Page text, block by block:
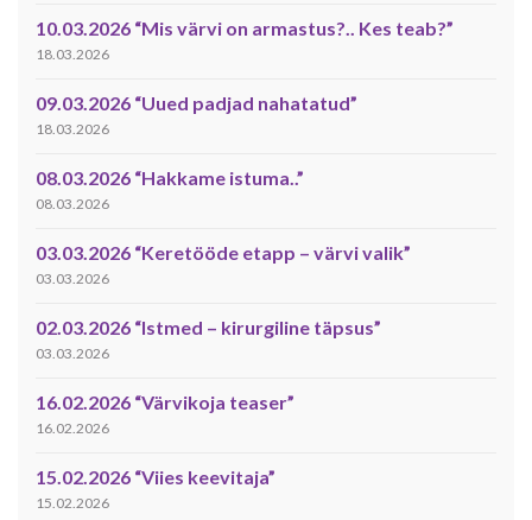
10.03.2026 “Mis värvi on armastus?.. Kes teab?”
18.03.2026
09.03.2026 “Uued padjad nahatatud”
18.03.2026
08.03.2026 “Hakkame istuma..”
08.03.2026
03.03.2026 “Keretööde etapp – värvi valik”
03.03.2026
02.03.2026 “Istmed – kirurgiline täpsus”
03.03.2026
16.02.2026 “Värvikoja teaser”
16.02.2026
15.02.2026 “Viies keevitaja”
15.02.2026